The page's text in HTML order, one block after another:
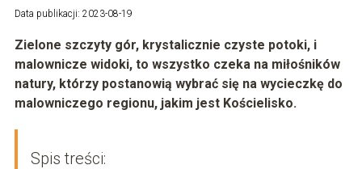
Data publikacji: 2023-08-19
Zielone szczyty gór, krystalicznie czyste potoki, i
malownicze widoki, to wszystko czeka na miłośników
natury, którzy postanowią wybrać się na wycieczkę do
malowniczego regionu, jakim jest Kościelisko.
Spis treści: